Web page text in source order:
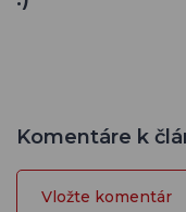
Komentáre k
Vložte komentár